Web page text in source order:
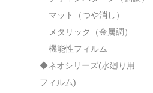
マット（つや消し）
メタリック（金属調）
機能性フィルム
◆ネオシリーズ(水廻り用
フィルム)